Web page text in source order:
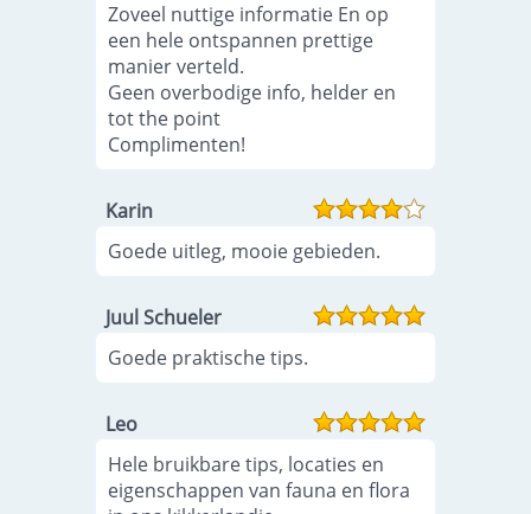
Zoveel nuttige informatie En op
een hele ontspannen prettige
manier verteld.
Geen overbodige info, helder en
tot the point
Complimenten!
Karin
Goede uitleg, mooie gebieden.
Juul Schueler
Goede praktische tips.
Leo
Hele bruikbare tips, locaties en
eigenschappen van fauna en flora